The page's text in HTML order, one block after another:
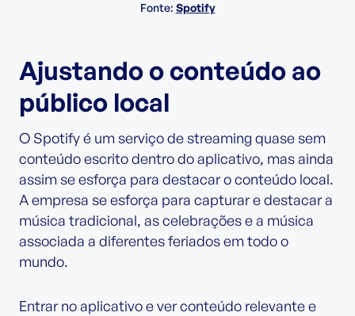
Fonte: Spotify
Ajustando o conteúdo ao
público local
O Spotify é um serviço de streaming quase sem
conteúdo escrito dentro do aplicativo, mas ainda
assim se esforça para destacar o conteúdo local.
A empresa se esforça para capturar e destacar a
música tradicional, as celebrações e a música
associada a diferentes feriados em todo o
mundo.
Entrar no aplicativo e ver conteúdo relevante e